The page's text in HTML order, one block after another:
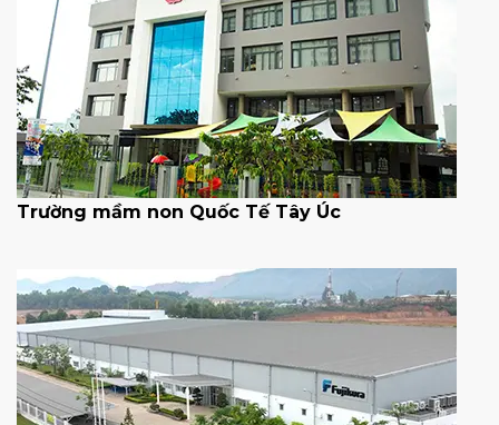
Trường mầm non Quốc Tế Tây Úc